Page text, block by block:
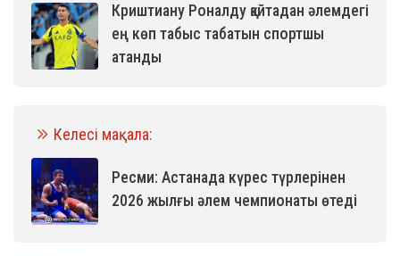
Криштиану Роналду қайтадан әлемдегі
ең көп табыс табатын спортшы
атанды
Келесі мақала:
Ресми: Астанада күрес түрлерінен
2026 жылғы әлем чемпионаты өтеді